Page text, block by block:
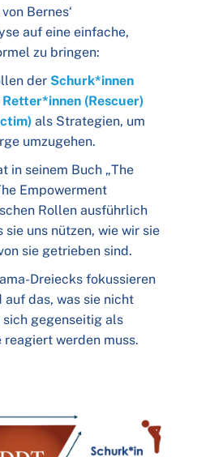
Bernes‘
auf eine einfache,
zu bringen:
der Schurk*innen
Retter*innen (Rescuer)
als Strategien, um
umzugehen.
in seinem Buch „The
Empowerment
Rollen ausführlich
sie uns nützen, wie wir sie
sie getrieben sind.
Dreiecks fokussieren
auf das, was sie nicht
sich gegenseitig als
reagiert werden muss.